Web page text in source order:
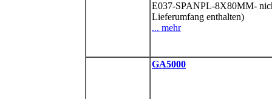
E037-SPANPL-8X80MM-
Lieferumfang enthalten)
... mehr
GA5000